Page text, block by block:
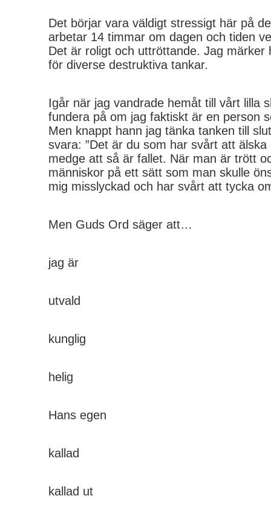
Det börjar vara väldigt stressigt här på
arbetar 14 timmar om dagen och tiden
Det är roligt och uttröttande. Jag märker
för diverse destruktiva tankar.
Igår när jag vandrade hemåt till vårt lilla
fundera på om jag faktiskt är en person
Men knappt hann jag tänka tanken till
svara: ”Det är du som har svårt att älska
medge att så är fallet. När man är trött
människor på ett sätt som man skulle
mig misslyckad och har svårt att tycka
Men Guds Ord säger att…
jag är
utvald
kunglig
helig
Hans egen
kallad
kallad ut